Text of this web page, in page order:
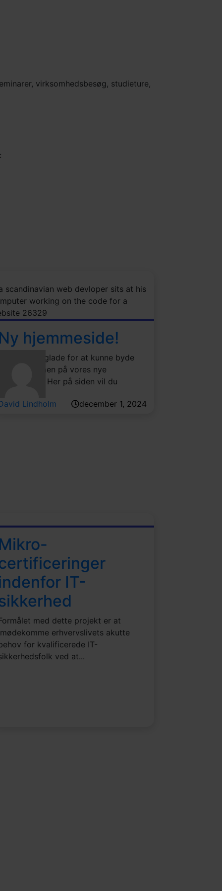
virksomhedsbesøg, studieture,
hjemmeside!
Vi er meget glade for at kunne byde
dig velkommen på vores nye
hjemmeside. Her på siden vil du
Lindholm
december 1, 2024
IT-
med dette projekt er at
erhvervslivets akutte
for kvalificerede IT-
ved at...